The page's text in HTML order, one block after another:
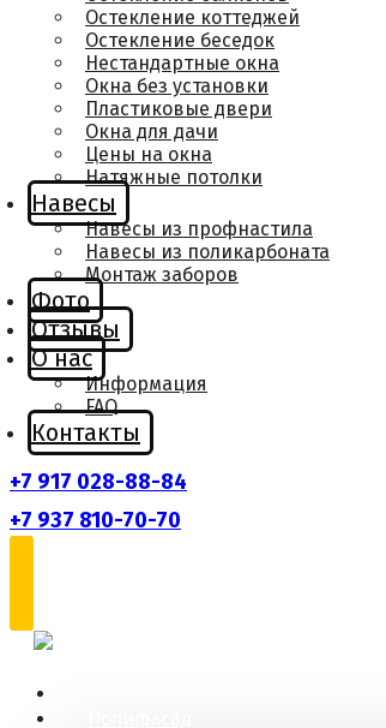
Остекление коттеджей
Остекление беседок
Нестандартные окна
Окна без установки
Пластиковые двери
Окна для дачи
Цены на окна
Натяжные потолки
Навесы
Навесы из профнастила
Навесы из поликарбоната
Монтаж заборов
Фото
Отзывы
О нас
Информация
FAQ
Контакты
+7 917 028-88-84
+7 937 810-70-70